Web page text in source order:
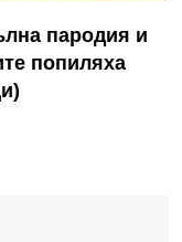
пародия и
попиляха